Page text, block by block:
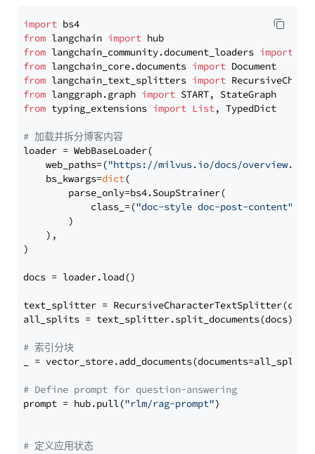
import
from langchain import
from langchain_community.document_loaders import
from langchain_core.documents import
from langchain_text_splitters import
from langgraph.graph import
from typing_extensions import List, TypedDict
# 加载并拆分博客内容
loader = WebBaseLoader(
    web_paths=(
"https://milvus.io/docs/overview.md"
    bs_kwargs=
dict(
        parse_only=bs4.SoupStrainer(
            class_=(
"doc-style doc-post-content"
        )
    ),
)
docs = loader.load()
text_splitter =
all_splits = text_splitter.split_documents(docs)
# 索引分块
_ = vector_store.add_documents(documents=all_splits)
# Define prompt for question-answering
prompt = hub.pull("rlm/rag-prompt")
# 定义应用状态